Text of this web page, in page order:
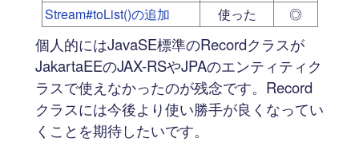
Stream#toList()の追加
使った ◎
個人的にはJavaSE標準のRecordクラスが
JakartaEEのJAX-RSやJPAのエンティティク
ラスで使えなかったのが残念です。Record
クラスには今後より使い勝手が良くなってい
くことを期待したいです。